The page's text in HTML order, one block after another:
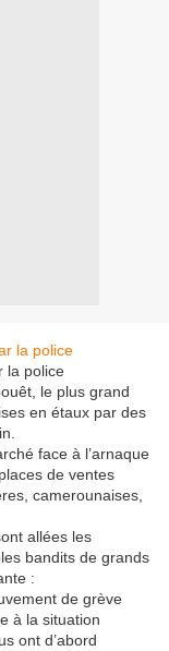
la police
le plus grand
en étaux par des
face à l’arnaque
de ventes
camerounaises,
allées les
bandits de grands
:
de grève
à la situation
ont d’abord